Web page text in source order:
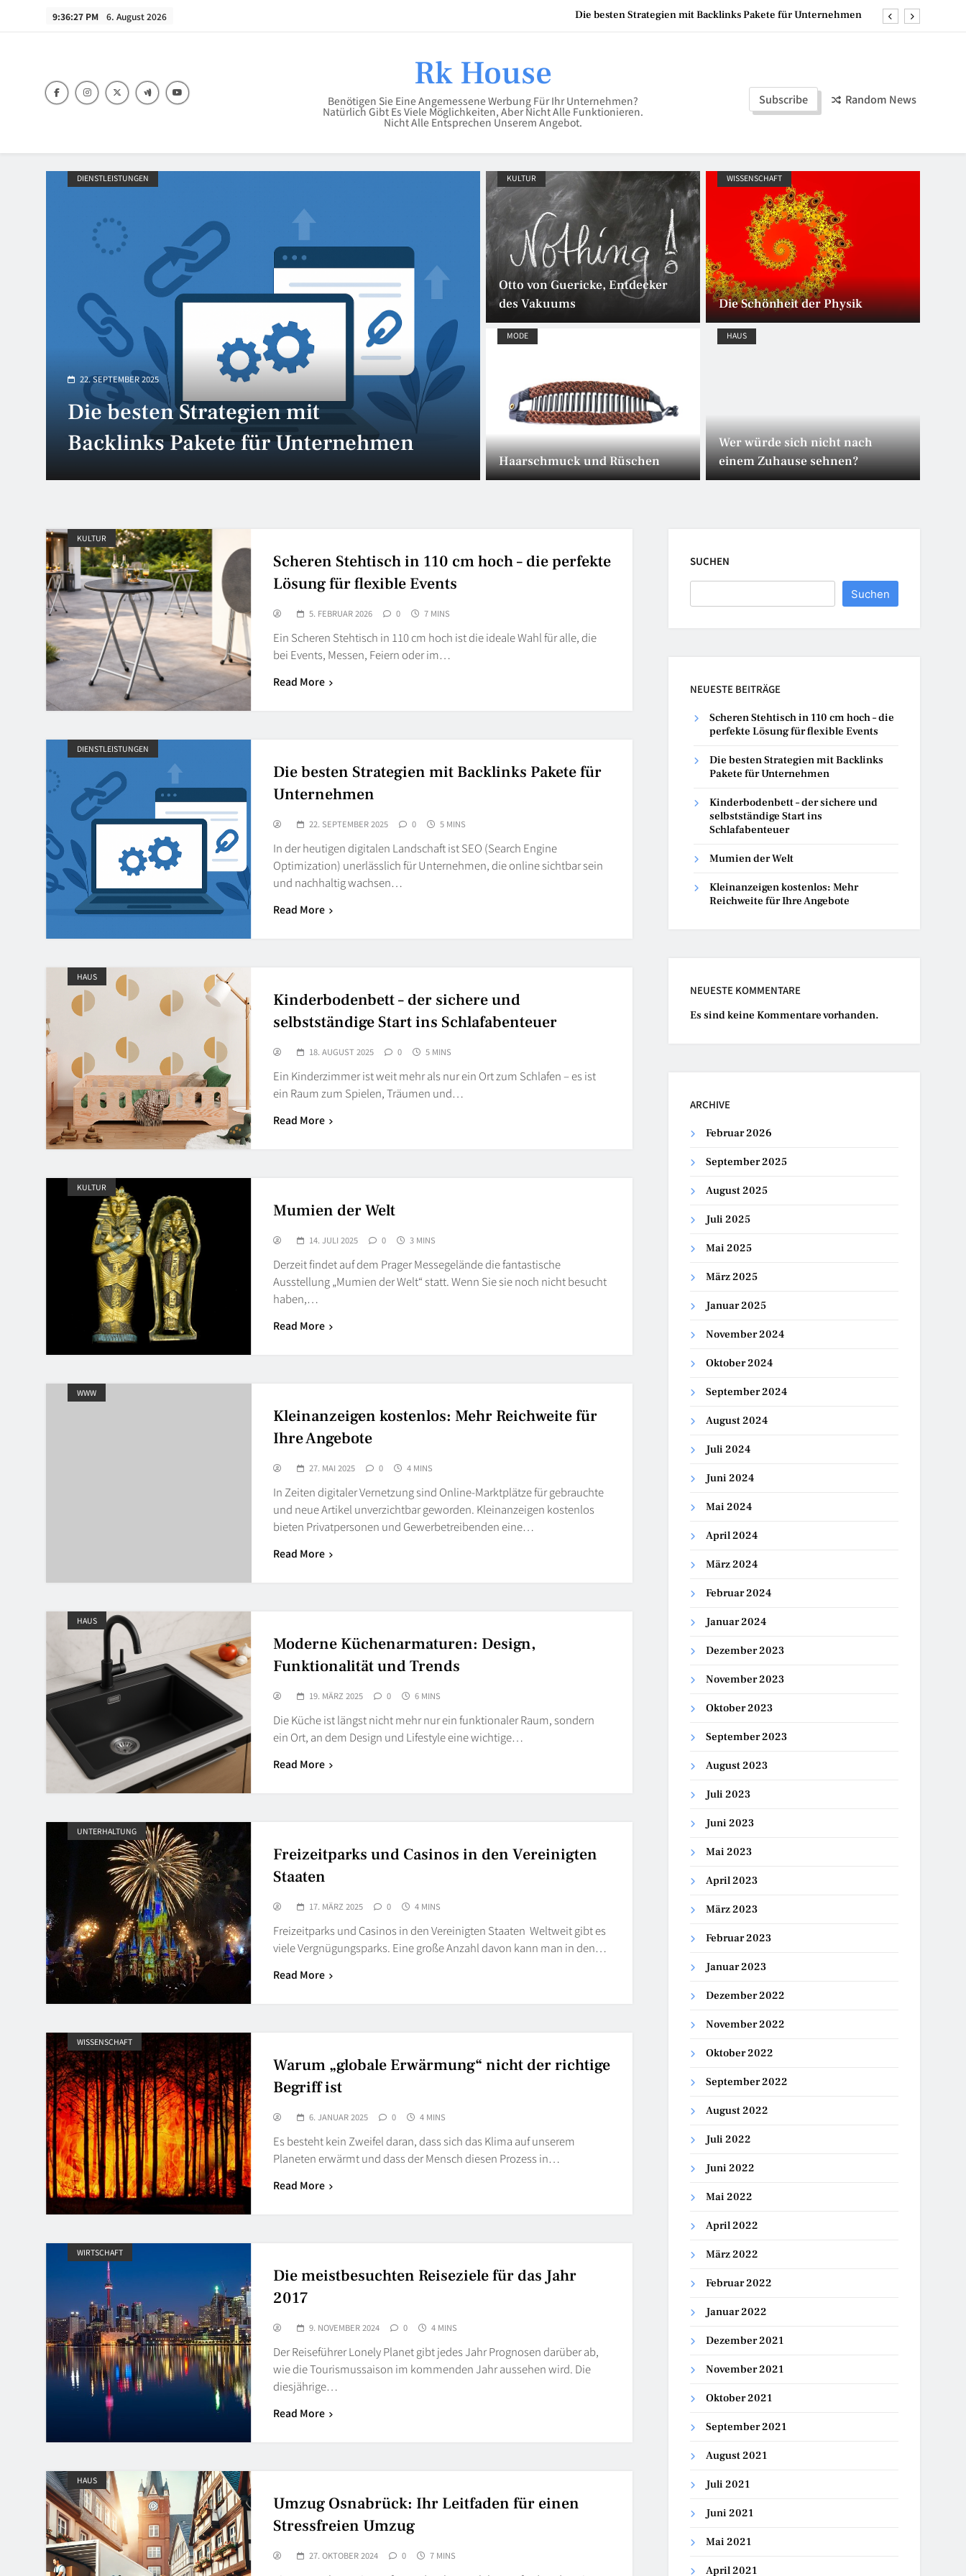
9:36:28 PM 6. August 2026
Scheren Stehtisch in 110 cm hoch – die perfekte Lösung für flexible Events
Die besten Strategien mit Backlinks Pakete für Unternehmen
Kinderbodenbett – der sichere und selbstständige Start ins Schlafabenteuer
Mumien der Welt
Rk House
Benötigen Sie Eine Angemessene Werbung Für Ihr Unternehmen?
Natürlich Gibt Es Viele Möglichkeiten, Aber Nicht Alle Funktionieren.
Nicht Alle Entsprechen Unserem Angebot.
Subscribe Random News
HAUS
18. AUGUST 2025
Kinderbodenbett – der sichere und
selbstständige Start ins
Schlafabenteuer
KULTUR
14. JULI 2025
Mumien der Welt
KULTUR
Otto von Guericke, Entdecker
des Vakuums
WISSENSCHAFT
Die Schönheit der Physik
MODE
Haarschmuck und Rüschen
HAUS
Wer würde sich nicht nach
einem Zuhause sehnen?
KULTUR
Scheren Stehtisch in 110 cm hoch – die perfekte
Lösung für flexible Events
5. FEBRUAR 2026 0 7 MINS
Ein Scheren Stehtisch in 110 cm hoch ist die ideale Wahl für alle, die
bei Events, Messen, Feiern oder im…
Read More
DIENSTLEISTUNGEN
Die besten Strategien mit Backlinks Pakete für
Unternehmen
22. SEPTEMBER 2025 0 5 MINS
In der heutigen digitalen Landschaft ist SEO (Search Engine
Optimization) unerlässlich für Unternehmen, die online sichtbar sein
und nachhaltig wachsen…
Read More
HAUS
Kinderbodenbett – der sichere und
selbstständige Start ins Schlafabenteuer
18. AUGUST 2025 0 5 MINS
Ein Kinderzimmer ist weit mehr als nur ein Ort zum Schlafen – es ist
ein Raum zum Spielen, Träumen und…
Read More
KULTUR
Mumien der Welt
14. JULI 2025 0 3 MINS
Derzeit findet auf dem Prager Messegelände die fantastische
Ausstellung „Mumien der Welt“ statt. Wenn Sie sie noch nicht besucht
haben,…
Read More
WWW
Kleinanzeigen kostenlos: Mehr Reichweite für
Ihre Angebote
27. MAI 2025 0 4 MINS
In Zeiten digitaler Vernetzung sind Online-Marktplätze für gebrauchte
und neue Artikel unverzichtbar geworden. Kleinanzeigen kostenlos
bieten Privatpersonen und Gewerbetreibenden eine…
Read More
HAUS
Moderne Küchenarmaturen: Design,
Funktionalität und Trends
19. MÄRZ 2025 0 6 MINS
Die Küche ist längst nicht mehr nur ein funktionaler Raum, sondern
ein Ort, an dem Design und Lifestyle eine wichtige…
Read More
UNTERHALTUNG
Freizeitparks und Casinos in den Vereinigten
Staaten
17. MÄRZ 2025 0 4 MINS
Freizeitparks und Casinos in den Vereinigten Staaten Weltweit gibt es
viele Vergnügungsparks. Eine große Anzahl davon kann man in den…
Read More
WISSENSCHAFT
Warum „globale Erwärmung“ nicht der richtige
Begriff ist
6. JANUAR 2025 0 4 MINS
Es besteht kein Zweifel daran, dass sich das Klima auf unserem
Planeten erwärmt und dass der Mensch diesen Prozess in…
Read More
WIRTSCHAFT
Die meistbesuchten Reiseziele für das Jahr
2017
9. NOVEMBER 2024 0 4 MINS
Der Reiseführer Lonely Planet gibt jedes Jahr Prognosen darüber ab,
wie die Tourismussaison im kommenden Jahr aussehen wird. Die
diesjährige…
Read More
HAUS
Umzug Osnabrück: Ihr Leitfaden für einen
Stressfreien Umzug
27. OKTOBER 2024 0 7 MINS
SUCHEN
Suchen
NEUESTE BEITRÄGE
Scheren Stehtisch in 110 cm hoch – die
perfekte Lösung für flexible Events
Die besten Strategien mit Backlinks
Pakete für Unternehmen
Kinderbodenbett – der sichere und
selbstständige Start ins
Schlafabenteuer
Mumien der Welt
Kleinanzeigen kostenlos: Mehr
Reichweite für Ihre Angebote
NEUESTE KOMMENTARE
Es sind keine Kommentare vorhanden.
ARCHIVE
Februar 2026
September 2025
August 2025
Juli 2025
Mai 2025
März 2025
Januar 2025
November 2024
Oktober 2024
September 2024
August 2024
Juli 2024
Juni 2024
Mai 2024
April 2024
März 2024
Februar 2024
Januar 2024
Dezember 2023
November 2023
Oktober 2023
September 2023
August 2023
Juli 2023
Juni 2023
Mai 2023
April 2023
März 2023
Februar 2023
Januar 2023
Dezember 2022
November 2022
Oktober 2022
September 2022
August 2022
Juli 2022
Juni 2022
Mai 2022
April 2022
März 2022
Februar 2022
Januar 2022
Dezember 2021
November 2021
Oktober 2021
September 2021
August 2021
Juli 2021
Juni 2021
Mai 2021
April 2021